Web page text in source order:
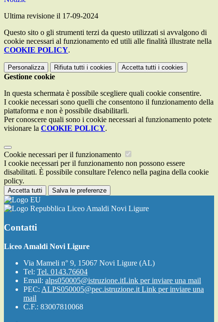
Ultima revisione il 17-09-2024
Questo sito o gli strumenti terzi da questo utilizzati si avvalgono di
cookie necessari al funzionamento ed utili alle finalità illustrate nella
COOKIE POLICY.
Personalizza Rifiuta tutti i cookies Accetta tutti i cookies
Gestione cookie
In questa schermata è possibile scegliere quali cookie consentire.
I cookie necessari sono quelli che consentono il funzionamento della
piattaforma e non è possibile disabilitarli.
Per conoscere quali sono i cookie necessari al funzionamento potete
visionare la COOKIE POLICY.
Cookie necessari per il funzionamento
I cookie necessari per il funzionamento non possono essere
disabilitati. È possibile consultare l'elenco nella pagina della cookie
policy.
Accetta tutti Salva le preferenze
Liceo Amaldi Novi Ligure
Contatti
Liceo Amaldi Novi Ligure
Via Mameli n° 9, 15067 Novi Ligure (AL)
Tel: Tel. 0143.76604
Email: alps050005@istruzione.itLink per inviare una mail
PEC: ALPS050005@pec.istruzione.it Link per inviare una
mail
C.F.: 83007810068